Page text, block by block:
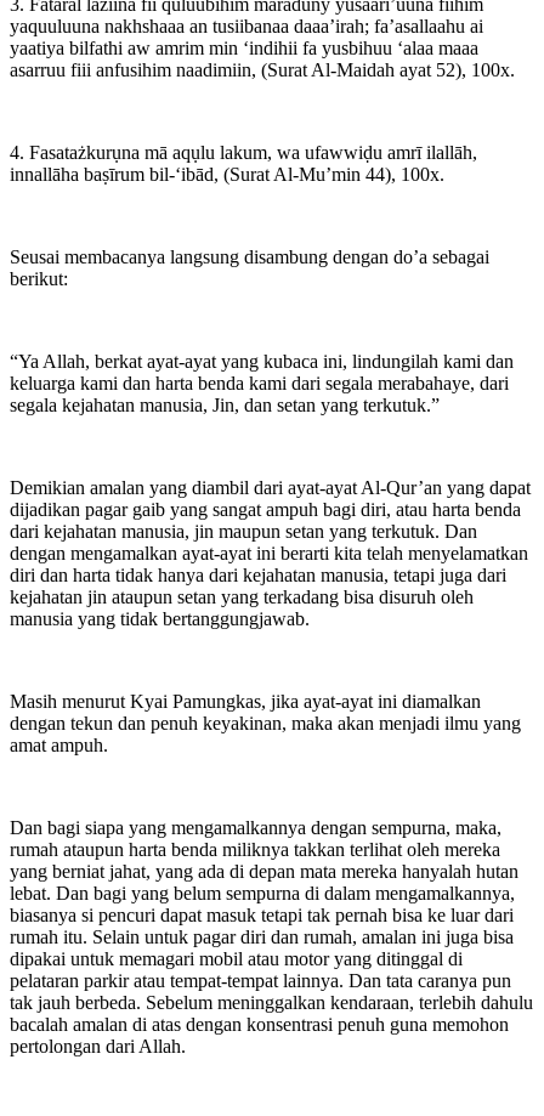
yaquuluuna nakhshaaa an tusiibanaa daaa’irah; fa’asallaahu ai
yaatiya bilfathi aw amrim min ‘indihii fa yusbihuu ‘alaa maaa
asarruu fiii anfusihim naadimiin, (Surat Al-Maidah ayat 52), 100x.
4. Fasatażkurụna mā aqụlu lakum, wa ufawwiḍu amrī ilallāh,
innallāha baṣīrum bil-‘ibād, (Surat Al-Mu’min 44), 100x.
Seusai membacanya langsung disambung dengan do’a sebagai
berikut:
“Ya Allah, berkat ayat-ayat yang kubaca ini, lindungilah kami dan
keluarga kami dan harta benda kami dari segala merabahaye, dari
segala kejahatan manusia, Jin, dan setan yang terkutuk.”
Demikian amalan yang diambil dari ayat-ayat Al-Qur’an yang dapat
dijadikan pagar gaib yang sangat ampuh bagi diri, atau harta benda
dari kejahatan manusia, jin maupun setan yang terkutuk. Dan
dengan mengamalkan ayat-ayat ini berarti kita telah menyelamatkan
diri dan harta tidak hanya dari kejahatan manusia, tetapi juga dari
kejahatan jin ataupun setan yang terkadang bisa disuruh oleh
manusia yang tidak bertanggungjawab.
Masih menurut Kyai Pamungkas, jika ayat-ayat ini diamalkan
dengan tekun dan penuh keyakinan, maka akan menjadi ilmu yang
amat ampuh.
Dan bagi siapa yang mengamalkannya dengan sempurna, maka,
rumah ataupun harta benda miliknya takkan terlihat oleh mereka
yang berniat jahat, yang ada di depan mata mereka hanyalah hutan
lebat. Dan bagi yang belum sempurna di dalam mengamalkannya,
biasanya si pencuri dapat masuk tetapi tak pernah bisa ke luar dari
rumah itu. Selain untuk pagar diri dan rumah, amalan ini juga bisa
dipakai untuk memagari mobil atau motor yang ditinggal di
pelataran parkir atau tempat-tempat lainnya. Dan tata caranya pun
tak jauh berbeda. Sebelum meninggalkan kendaraan, terlebih dahulu
bacalah amalan di atas dengan konsentrasi penuh guna memohon
pertolongan dari Allah.